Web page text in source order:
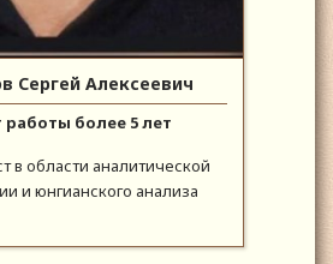
Сергей Алексеевич
более 5 лет
в области аналитической
и юнгианского анализа